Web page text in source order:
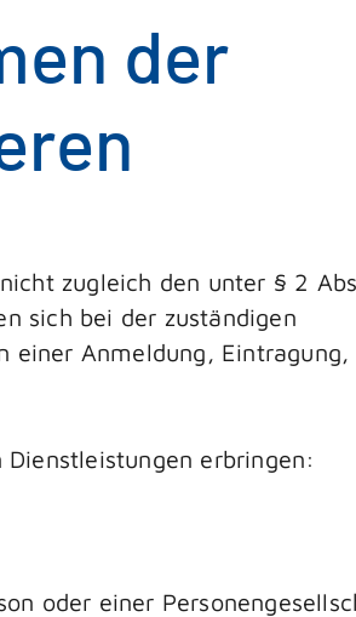
der
zugleich den unter § 2
sich bei der zuständigen
einer Anmeldung, Eintragung,
erbringen:
oder einer